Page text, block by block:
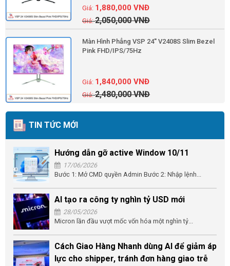
2,050,000VNĐ
1,880,000VNĐ
Màn Hình Phẳng VSP 24'' V2408S Slim Bezel
Pink FHD/IPS/75Hz
2,480,000VNĐ
1,840,000VNĐ
TIN TỨC MỚI
Hướng dẫn gỡ active Window 10/11
17/06/2026
Bước 1: Mở CMD quyền Admin Bước 2: Nhập lệnh...
AI tạo ra công ty nghìn tỷ USD mới
28/05/2026
Micron lần đầu vượt mốc vốn hóa một nghìn tỷ...
Cách Giao Hàng Nhanh dùng AI để giảm áp
lực cho shipper, tránh đơn hàng giao trễ